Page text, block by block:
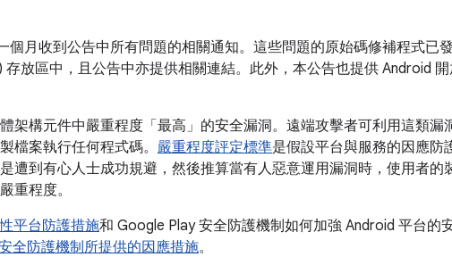
個月收到公告中所有問題的相關通知。這些問題的原始碼修補程式已
存放區中，且公告中亦提供相關連結。此外，本公告也提供 Android
架構元件中嚴重程度「最高」的安全漏洞。遠端攻擊者可利用這類漏
檔案執行任何程式碼。 嚴重程度評定標準是假設平台與服務的因應防
遭到有心人士成功規避，然後推算當有人惡意運用漏洞時，使用者的
重程度。
平台防護措施和 Google Play 安全防護機制如何加強 Android 平台的
全防護機制所提供的因應措施。